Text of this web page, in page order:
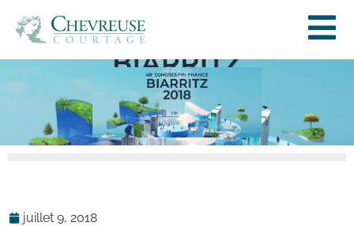
juillet 9, 2018